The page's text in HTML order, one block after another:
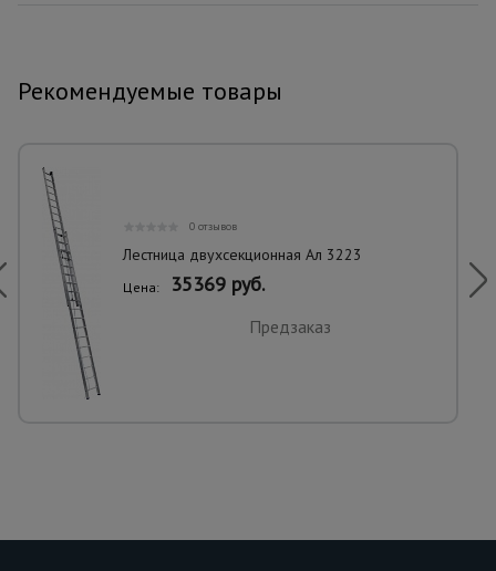
Рекомендуемые товары
0 отзывов
Лестница двухсекционная Ал 3223
Цена: 35369 руб.
Предзаказ